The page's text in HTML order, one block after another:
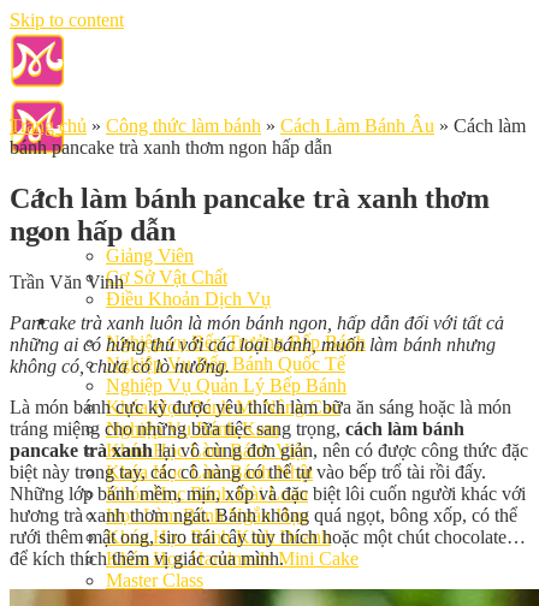
Skip to content
Giới Thiệu
Giảng Viên
Cơ Sở Vật Chất
Điều Khoản Dịch Vụ
Học Làm Bánh
Nghiệp vụ Bếp Trưởng Bếp Bánh
Nghiệp Vụ Bếp Bánh Quốc Tế
Nghiệp Vụ Quản Lý Bếp Bánh
Khóa Học Bánh Mì Nâng Cao
Nghiệp Vụ Bánh Kem
Khóa Học Làm Bánh Việt
Khóa Học Làm Bánh Nhật
Khóa Học Bánh Đài Loan
Học Làm Bánh Ngắn Hạn
Khóa Học Bánh Kinh Doanh
Khóa Học Handmade Mini Cake
Master Class
Trang chủ » Công thức làm bánh » Cách Làm Bánh Âu » Cách làm
bánh pancake trà xanh thơm ngon hấp dẫn
Cách làm bánh pancake trà xanh thơm
ngon hấp dẫn
Trần Văn Vinh
Pancake trà xanh luôn là món bánh ngon, hấp dẫn đối với tất cả
những ai có hứng thú với các loại bánh, muốn làm bánh nhưng
không có, chưa có lò nướng.
Là món bánh cực kỳ được yêu thích làm bữa ăn sáng hoặc là món
tráng miệng cho những bữa tiệc sang trọng, cách làm bánh
pancake trà xanhlại vô cùng đơn giản, nên có được công thức đặc
biệt này trong tay, các cô nàng có thể tự vào bếp trổ tài rồi đấy.
Những lớp bánh mềm, mịn, xốp và đặc biệt lôi cuốn người khác với
hương trà xanh thơm ngát. Bánh không quá ngọt, bông xốp, có thể
rưới thêm mật ong, siro trái cây tùy thích hoặc một chút chocolate…
để kích thích thêm vị giác của mình.